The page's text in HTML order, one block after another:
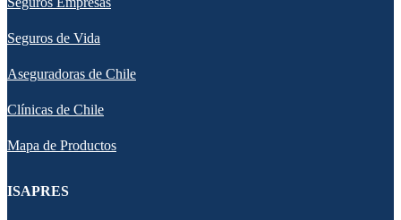
Seguros de Vida
Aseguradoras de Chile
Clínicas de Chile
Mapa de Productos
ISAPRES